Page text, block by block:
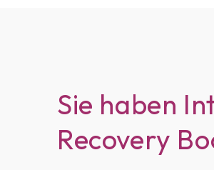
Sie haben
Recovery